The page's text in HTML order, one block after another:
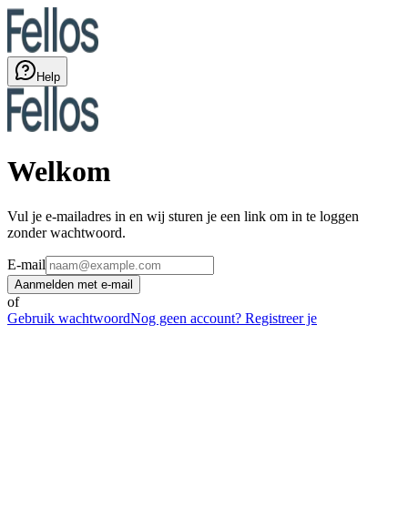
Help
Welkom
Vul je e-mailadres in en wij sturen je een link om in te loggen
zonder wachtwoord.
E-mail
Aanmelden met e-mail
of
Gebruik wachtwoordNog geen account? Registreer je